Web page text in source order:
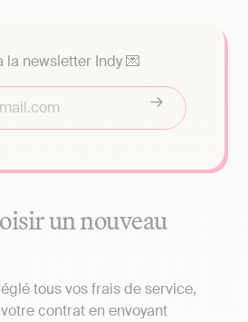
la newsletter Indy 💌
un nouveau
tous vos frais de service,
contrat en envoyant